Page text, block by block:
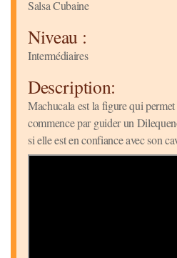
Salsa Cubaine
Niveau :
Intermédiaires
Description:
Machucala est la figure qui
commence par guider un
si elle est en confiance avec son